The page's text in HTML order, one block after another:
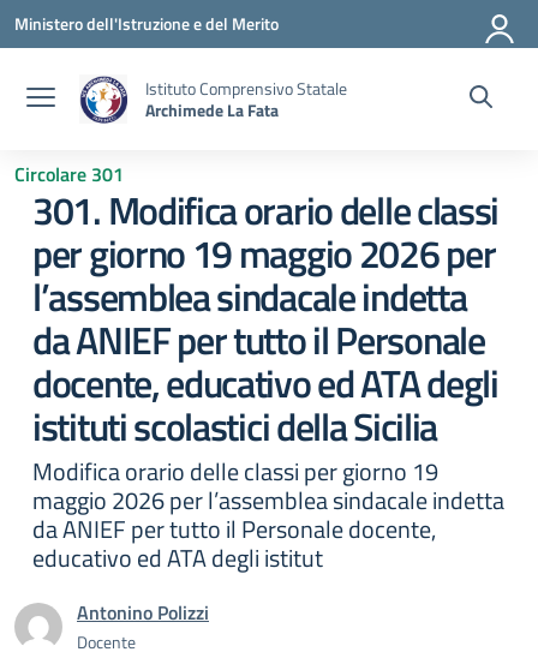
Vai ai contenuti
Vai al menu di navigazione
Vai al footer
Ministero dell'Istruzione e del Merito
Istituto Comprensivo Statale
Archimede La Fata
Circolare 301
301. Modifica orario delle classi
per giorno 19 maggio 2026 per
l’assemblea sindacale indetta
da ANIEF per tutto il Personale
docente, educativo ed ATA degli
istituti scolastici della Sicilia
Modifica orario delle classi per giorno 19
maggio 2026 per l’assemblea sindacale indetta
da ANIEF per tutto il Personale docente,
educativo ed ATA degli istitut
Antonino Polizzi
Docente